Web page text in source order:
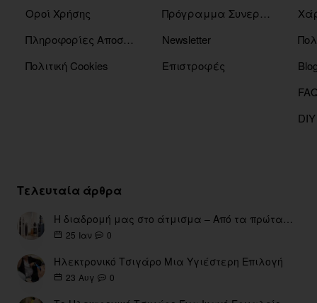
Οροί Χρήσης
Πληροφορίες Αποστόλης
Πολιτική Cookies
Πρόγραμμα Συνεργατών
Newsletter
Επιστροφές
Τελευταία άρθρα
Η διαδρομή μας στο άτμισμα – Από τα πρώτα eGo έως τη σύγχρονη εποχή
25 Ιαν 0
Ηλεκτρονικό Τσιγάρο Μια Υγιέστερη Επιλογή
23 Αυγ 0